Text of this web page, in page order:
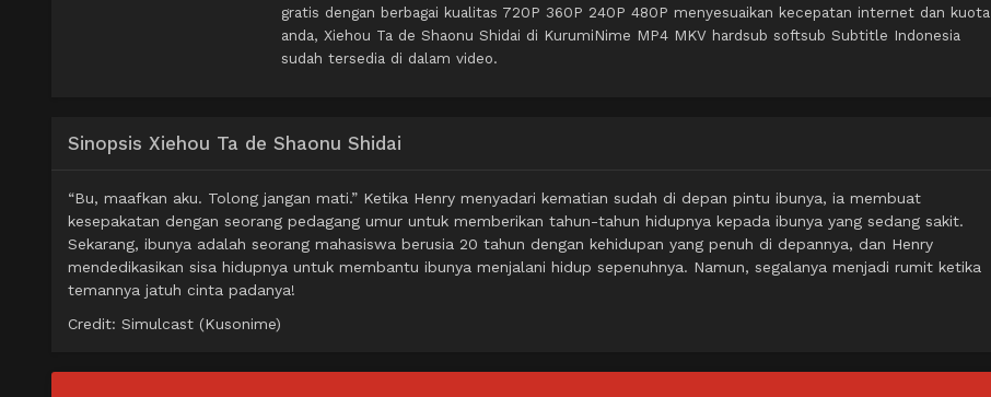
gratis dengan berbagai kualitas 720P 360P 240P 480P menyesuaikan kecepatan internet dan kuota
anda, Xiehou Ta de Shaonu Shidai di KurumiNime MP4 MKV hardsub softsub Subtitle Indonesia
sudah tersedia di dalam video.
Sinopsis Xiehou Ta de Shaonu Shidai
“Bu, maafkan aku. Tolong jangan mati.” Ketika Henry menyadari kematian sudah di depan pintu ibunya, ia membuat
kesepakatan dengan seorang pedagang umur untuk memberikan tahun-tahun hidupnya kepada ibunya yang sedang sakit.
Sekarang, ibunya adalah seorang mahasiswa berusia 20 tahun dengan kehidupan yang penuh di depannya, dan Henry
mendedikasikan sisa hidupnya untuk membantu ibunya menjalani hidup sepenuhnya. Namun, segalanya menjadi rumit ketika
temannya jatuh cinta padanya!
Credit: Simulcast (Kusonime)